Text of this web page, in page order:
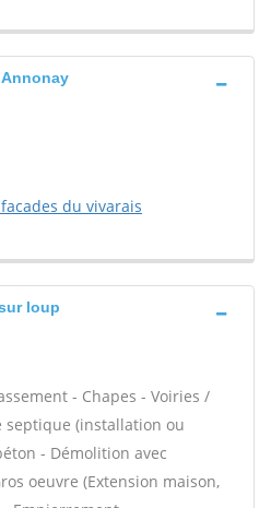
facades du vivarais
loup
- Chapes - Voiries /
septique (installation ou
- Démolition avec
oeuvre (Extension maison,